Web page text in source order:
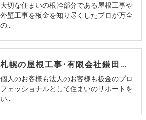
大切な住まいの根幹部分である屋根工事や
外壁工事を板金を知り尽くしたプロが万全
の…
札幌の屋根工事･有限会社鎌田板金工業のお客様の声
個人のお客様も法人のお客様も板金のプロ
フェッショナルとして住まいのサポートを
い…